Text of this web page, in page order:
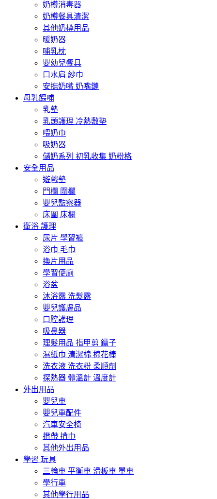
奶樽消毒器
奶樽餐具清潔
其他奶樽用品
暖奶器
哺乳枕
嬰幼兒餐具
口水肩 紗巾
安撫奶嘴 奶嘴鏈
母乳餵哺
乳墊
乳頭護理 冷熱敷墊
喂奶巾
吸奶器
儲奶系列 初乳收集 奶粉格
安全用品
遊戲墊
門欄 圍欄
嬰兒監察器
床圍 床欄
衛浴 護理
尿片 學習褲
浴巾 毛巾
換片用品
學習便廁
浴盆
沐浴露 洗髮露
嬰兒護膚品
口腔護理
吸鼻器
理髮用品 指甲剪 鑷子
濕紙巾 清潔棉 棉花棒
洗衣液 洗衣粉 柔順劑
探熱器 體溫計 溫度計
外出用品
嬰兒車
嬰兒車配件
汽車安全椅
揹帶 揹巾
其他外出用品
學習 玩具
三輪車 平衡車 滑板車 單車
學行車
其他學行用品